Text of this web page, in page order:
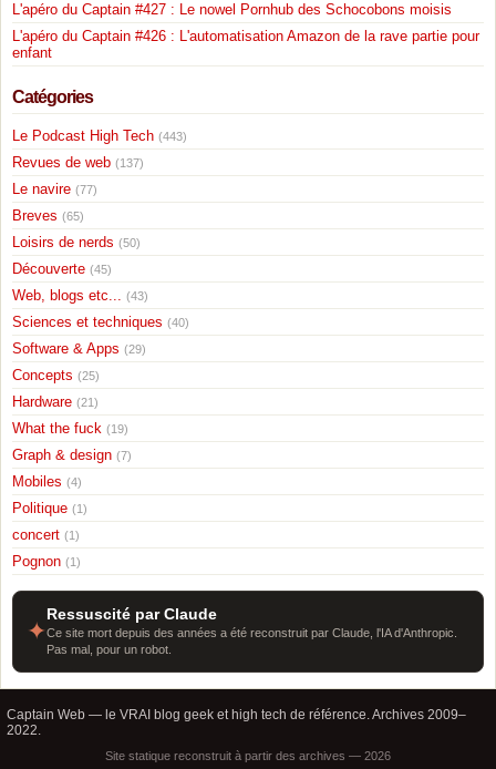
L'apéro du Captain #427 : Le nowel Pornhub des Schocobons moisis
L'apéro du Captain #426 : L'automatisation Amazon de la rave partie pour
enfant
Catégories
Le Podcast High Tech (443)
Revues de web (137)
Le navire (77)
Breves (65)
Loisirs de nerds (50)
Découverte (45)
Web, blogs etc... (43)
Sciences et techniques (40)
Software & Apps (29)
Concepts (25)
Hardware (21)
What the fuck (19)
Graph & design (7)
Mobiles (4)
Politique (1)
concert (1)
Pognon (1)
✦
Ressuscité par Claude
Ce site mort depuis des années a été reconstruit par Claude, l'IA d'Anthropic.
Pas mal, pour un robot.
Captain Web — le VRAI blog geek et high tech de référence. Archives 2009–
2022.
Site statique reconstruit à partir des archives — 2026